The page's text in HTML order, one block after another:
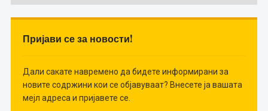
Пријави се за новости!
Дали сакате навремено да бидете информирани за
новите содржини кои се објавуваат? Внесете ја вашата
мејл адреса и пријавете се.